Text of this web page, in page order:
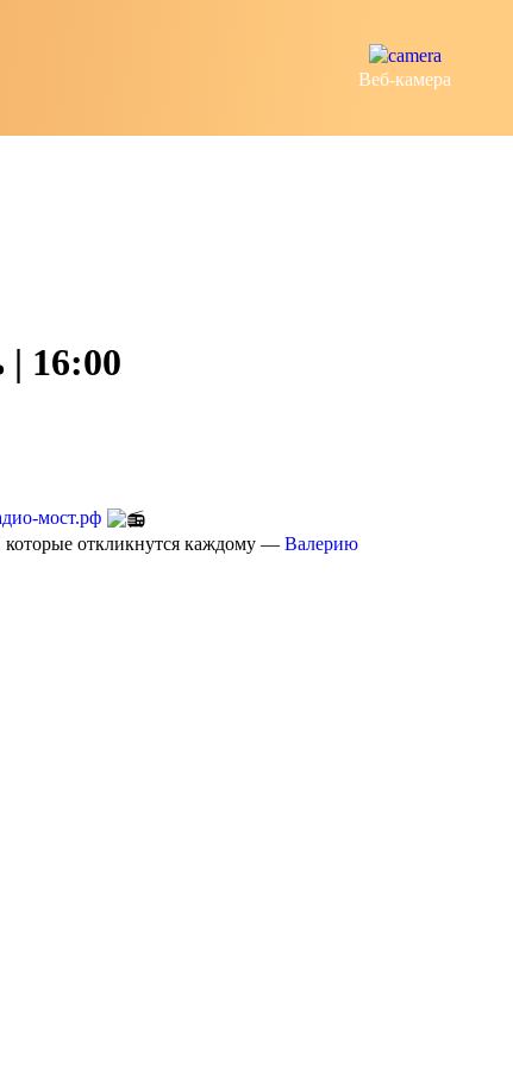
Веб-камера
16:00
мост.рф
которые откликнутся каждому — Валерию